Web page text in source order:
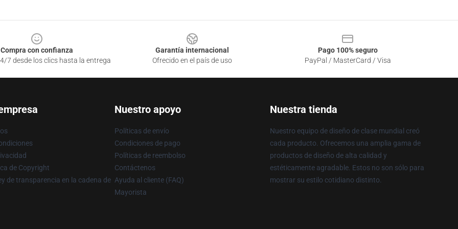
Compra con confianza
7 desde los clics hasta la entrega
Garantía internacional
Ofrecido en el país de uso
Pago 100% seguro
PayPal / MasterCard / Visa
de Copyright
de transparencia en la cadena de
Nuestro apoyo
Políticas de envío
Condiciones de pago
Políticas de reembolso
Contáctenos
Ayuda al cliente (FAQ)
Mayorista
Nuestra tienda
Nuestro equipo de diseño de clase mundial creó
cada producto. Ofrecemos una amplia gama de
productos de diseño de alta calidad y
estéticamente agradable. Estos no son sólo para
mostrar su estilo cotidiano distinto.